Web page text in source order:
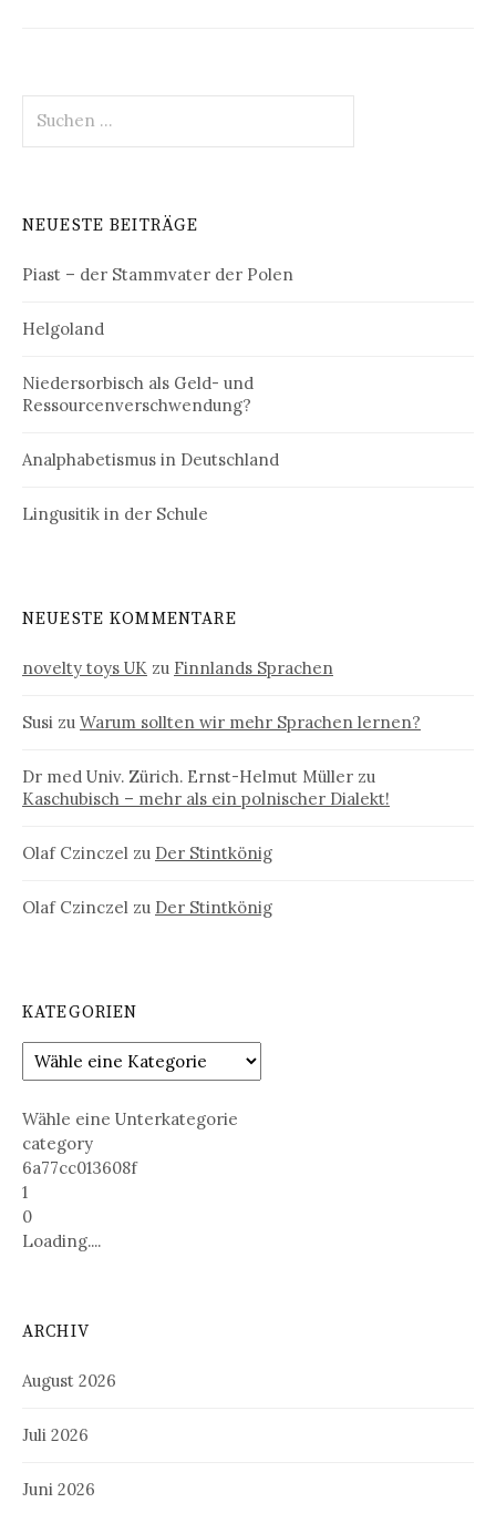
nach:
NEUESTE BEITRÄGE
Piast – der Stammvater der Polen
Helgoland
Niedersorbisch als Geld- und
Ressourcenverschwendung?
Analphabetismus in Deutschland
Lingusitik in der Schule
NEUESTE KOMMENTARE
novelty toys UK zu Finnlands Sprachen
Susi zu Warum sollten wir mehr Sprachen lernen?
Dr med Univ. Zürich. Ernst-Helmut Müller zu
Kaschubisch – mehr als ein polnischer Dialekt!
Olaf Czinczel zu Der Stintkönig
Olaf Czinczel zu Der Stintkönig
KATEGORIEN
Wähle eine Unterkategorie
category
6a77cc013608f
1
0
Loading....
ARCHIV
August 2026
Juli 2026
Juni 2026